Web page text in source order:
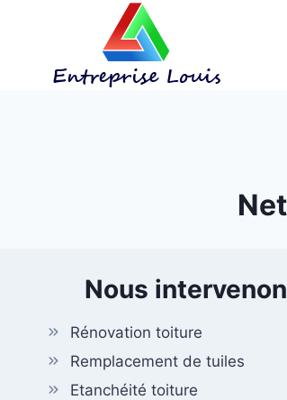
Nous
Rénovation toiture
Remplacement de tuiles
Etanchéité toiture